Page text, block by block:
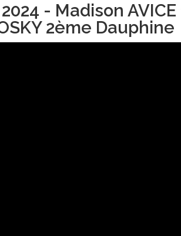
- Madison
2ème Dauphine